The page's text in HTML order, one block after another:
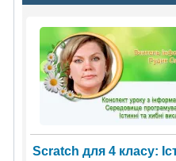
Scratch для 4 класу: